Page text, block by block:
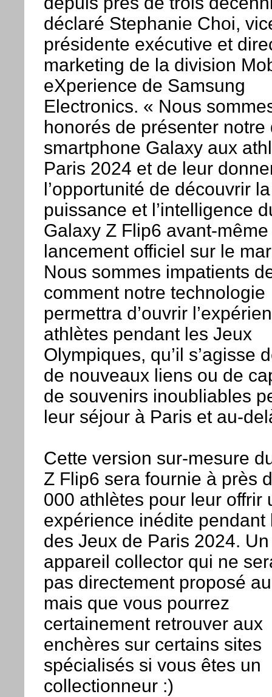
déclaré Stephanie Choi,
présidente exécutive et
marketing de la division
eXperience de Samsung
Electronics. « Nous
honorés de présenter notre
smartphone Galaxy aux
Paris 2024 et de leur
l’opportunité de découvrir la
puissance et l’intelligence
Galaxy Z Flip6 avant-
lancement officiel sur le
Nous sommes impatients
comment notre technologie
permettra d’ouvrir
athlètes pendant les Jeux
Olympiques, qu’il s’agisse
de nouveaux liens ou de
de souvenirs inoubliables
leur séjour à Paris et au-
Cette version sur-mesure
Z Flip6 sera fournie à près
000 athlètes pour leur offrir
expérience inédite pendant
des Jeux de Paris 2024. Un
appareil collector qui ne
pas directement proposé
mais que vous pourrez
certainement retrouver aux
enchères sur certains sites
spécialisés si vous êtes un
collectionneur :)